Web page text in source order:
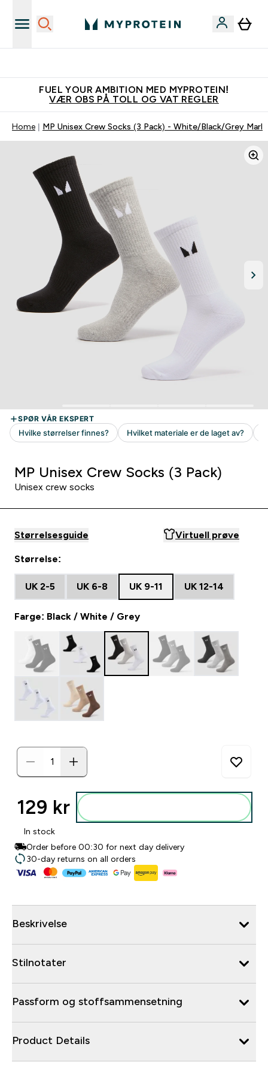
FUEL YOUR AMBITION MED MYPROTEIN!
VÆR OBS PÅ TOLL OG VAT REGLER
Home MP Unisex Crew Socks (3 Pack) - White/Black/Grey Marl
MP Unisex Crew Socks (3 Pack)
Unisex crew socks
Størrelsesguide Virtuell prøve
Størrelse:
UK 2-5 UK 6-8 UK 9-11 UK 12-14
Farge: Black / White / Grey
129 kr‎
In stock
Order before 00:30 for next day delivery
30-day returns on all orders
Beskrivelse
Stilnotater
Passform og stoffsammensetning
Product Details